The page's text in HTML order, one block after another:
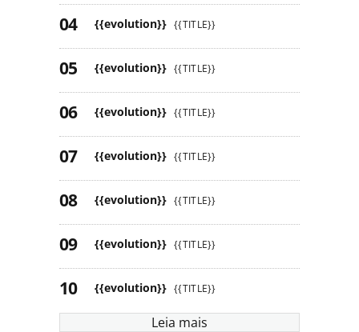
{{evolution}} {{TITLE}}
{{evolution}} {{TITLE}}
{{evolution}} {{TITLE}}
{{evolution}} {{TITLE}}
{{evolution}} {{TITLE}}
{{evolution}} {{TITLE}}
{{evolution}} {{TITLE}}
Leia mais